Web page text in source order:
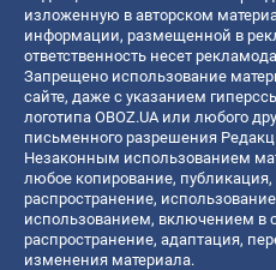
изложенную в авторском
информации, размещенной в
ответственность несет
Запрещено использование
сайте, даже с указанием
логотипа OBOZ.UA или любого
письменного разрешения
Незаконным использованием
любое копирование,
распространение,
использованием, включением в
распространение, адаптация,
изменения материала.